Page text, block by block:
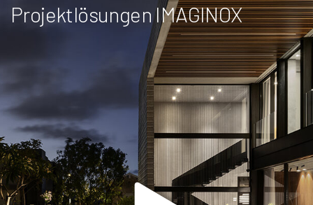
Projektlösungen IMAGINOX